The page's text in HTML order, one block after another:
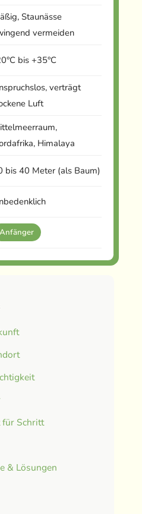
Staunässe
vermeiden
bis +35°C
verträgt
Luft
Himalaya
bis 40 Meter (als Baum)
Anfänger
für Schritt
& Lösungen